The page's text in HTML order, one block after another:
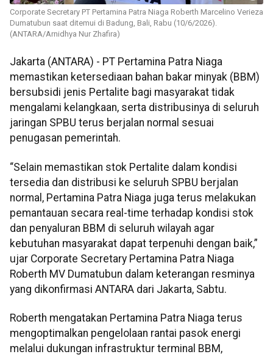
Corporate Secretary PT Pertamina Patra Niaga Roberth Marcelino Verieza
Dumatubun saat ditemui di Badung, Bali, Rabu (10/6/2026).
(ANTARA/Arnidhya Nur Zhafira)
Jakarta (ANTARA) - PT Pertamina Patra Niaga
memastikan ketersediaan bahan bakar minyak (BBM)
bersubsidi jenis Pertalite bagi masyarakat tidak
mengalami kelangkaan, serta distribusinya di seluruh
jaringan SPBU terus berjalan normal sesuai
penugasan pemerintah.
“Selain memastikan stok Pertalite dalam kondisi
tersedia dan distribusi ke seluruh SPBU berjalan
normal, Pertamina Patra Niaga juga terus melakukan
pemantauan secara real-time terhadap kondisi stok
dan penyaluran BBM di seluruh wilayah agar
kebutuhan masyarakat dapat terpenuhi dengan baik,”
ujar Corporate Secretary Pertamina Patra Niaga
Roberth MV Dumatubun dalam keterangan resminya
yang dikonfirmasi ANTARA dari Jakarta, Sabtu.
Roberth mengatakan Pertamina Patra Niaga terus
mengoptimalkan pengelolaan rantai pasok energi
melalui dukungan infrastruktur terminal BBM,